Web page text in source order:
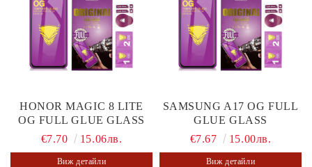
HONOR MAGIC 8 LITE
OG FULL GLUE GLASS
€7.70
15.06лв.
Виж детайли
SAMSUNG A17 OG FULL
GLUE GLASS
€7.67
15.00лв.
Виж детайли